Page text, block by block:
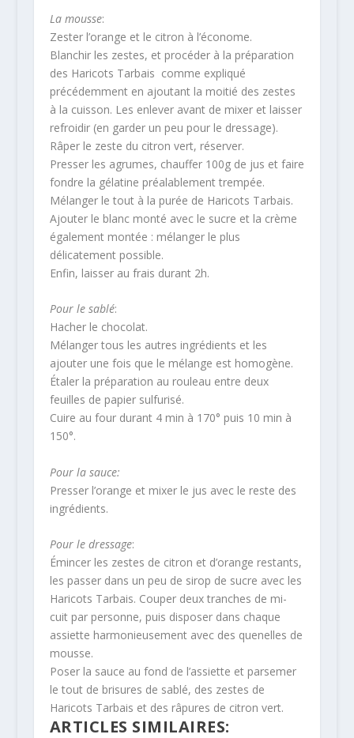
La mousse:
Zester l’orange et le citron à l’économe.
Blanchir les zestes, et procéder à la préparation
des Haricots Tarbais comme expliqué
précédemment en ajoutant la moitié des zestes
à la cuisson. Les enlever avant de mixer et laisser
refroidir (en garder un peu pour le dressage).
Râper le zeste du citron vert, réserver.
Presser les agrumes, chauffer 100g de jus et faire
fondre la gélatine préalablement trempée.
Mélanger le tout à la purée de Haricots Tarbais.
Ajouter le blanc monté avec le sucre et la crème
également montée : mélanger le plus
délicatement possible.
Enfin, laisser au frais durant 2h.
Pour le sablé:
Hacher le chocolat.
Mélanger tous les autres ingrédients et les
ajouter une fois que le mélange est homogène.
Étaler la préparation au rouleau entre deux
feuilles de papier sulfurisé.
Cuire au four durant 4 min à 170° puis 10 min à
150°.
Pour la sauce:
Presser l’orange et mixer le jus avec le reste des
ingrédients.
Pour le dressage:
Émincer les zestes de citron et d’orange restants,
les passer dans un peu de sirop de sucre avec les
Haricots Tarbais. Couper deux tranches de mi-
cuit par personne, puis disposer dans chaque
assiette harmonieusement avec des quenelles de
mousse.
Poser la sauce au fond de l’assiette et parsemer
le tout de brisures de sablé, des zestes de
Haricots Tarbais et des râpures de citron vert.
ARTICLES SIMILAIRES: